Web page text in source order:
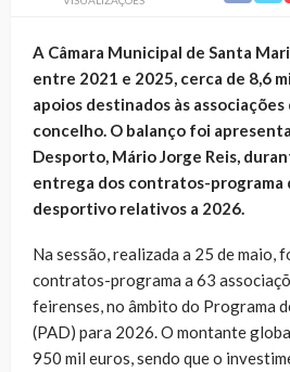
A Câmara Municipal de Santa
entre 2021 e 2025, cerca de 8,6
apoios destinados às
concelho. O balanço foi
Desporto, Mário Jorge Reis,
entrega dos contratos-programa
desportivo relativos a 2026.
Na sessão, realizada a 25 de maio,
contratos-programa a 63
feirenses, no âmbito do Programa
(PAD) para 2026. O montante
950 mil euros, sendo que o